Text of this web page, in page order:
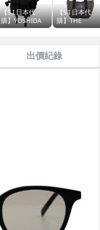
【S.I 日本代
購】YOSHIDA
PORTER
SHOULDER
【S.I 日本代
購】THE
NORTH FACE
CORDURA
Nylon
Tote Bag
出價紀錄